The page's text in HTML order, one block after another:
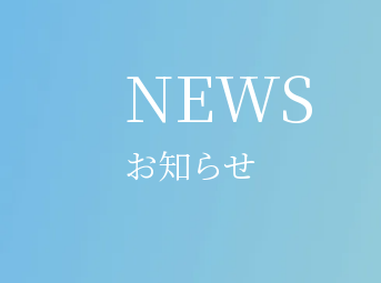
NEWS
お知らせ